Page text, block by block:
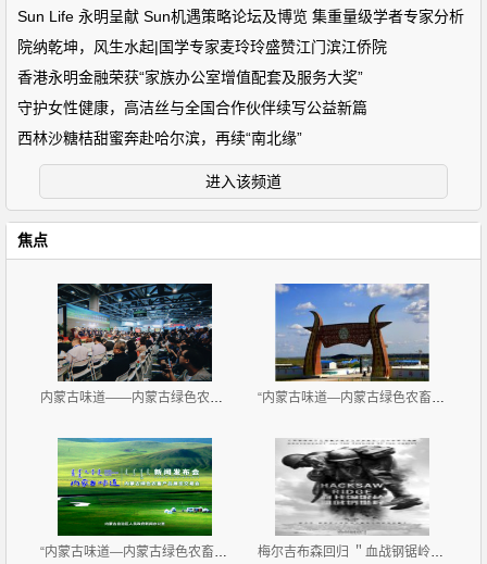
Sun Life 永明呈献 Sun机遇策略论坛及博览 集重量级学者专家分析
院纳乾坤，风生水起|国学专家麦玲玲盛赞江门滨江侨院
香港永明金融荣获“家族办公室增值配套及服务大奖”
守护女性健康，高洁丝与全国合作伙伴续写公益新篇
西林沙糖桔甜蜜奔赴哈尔滨，再续“南北缘”
进入该频道
焦点
内蒙古味道——内蒙古绿色农畜产品展览交易会 广州开 “内蒙古味道—内蒙古绿色农畜产品览交易会”11月2-4
“内蒙古味道—内蒙古绿色农畜产品 展览交易会”新闻 梅尔吉布森回归 ＂血战钢锯岭＂获赞＂最好看战争片＂